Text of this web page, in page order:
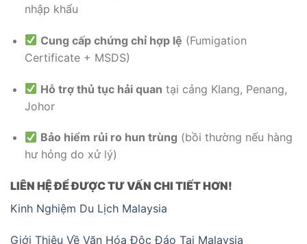
nhập khẩu
Cung cấp chứng chỉ hợp lệ (Fumigation
Certificate + MSDS)
Hỗ trợ thủ tục hải quan tại cảng Klang, Penang,
Johor
Bảo hiểm rủi ro hun trùng (bồi thường nếu hàng
hư hỏng do xử lý)
LIÊN HỆ ĐỂ ĐƯỢC TƯ VẤN CHI TIẾT HƠN!
Kinh Nghiệm Du Lịch Malaysia
Giới Thiệu Về Văn Hóa Độc Đáo Tại Malaysia